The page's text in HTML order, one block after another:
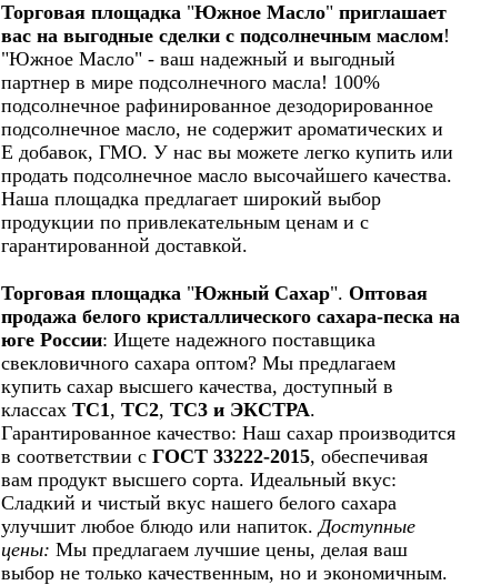
Торговая площадка "Южное Масло" приглашает
вас на выгодные сделки с подсолнечным маслом!
"Южное Масло" - ваш надежный и выгодный
партнер в мире подсолнечного масла! 100%
подсолнечное рафинированное дезодорированное
подсолнечное масло, не содержит ароматических и
Е добавок, ГМО. У нас вы можете легко купить или
продать подсолнечное масло высочайшего качества.
Наша площадка предлагает широкий выбор
продукции по привлекательным ценам и с
гарантированной доставкой.
Торговая площадка "Южный Сахар". Оптовая
продажа белого кристаллического сахара-песка на
юге России: Ищете надежного поставщика
свекловичного сахара оптом? Мы предлагаем
купить сахар высшего качества, доступный в
классах ТС1, ТС2, ТС3 и ЭКСТРА.
Гарантированное качество: Наш сахар производится
в соответствии с ГОСТ 33222-2015, обеспечивая
вам продукт высшего сорта. Идеальный вкус:
Сладкий и чистый вкус нашего белого сахара
улучшит любое блюдо или напиток.Доступные
цены: Мы предлагаем лучшие цены, делая ваш
выбор не только качественным, но и экономичным.